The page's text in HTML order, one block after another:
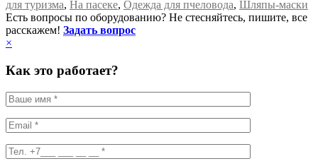
для туризма, На пасеке, Одежда для пчеловода, Шляпы-маски
Есть вопросы по оборудованию? Не стесняйтесь, пишите, все
расскажем! Задать вопрос
×
Как это работает?